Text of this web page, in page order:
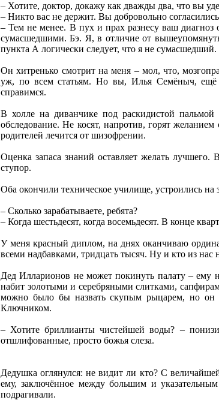
– Хотите, доктор, докажу как дважды два, что вы
– Никто вас не держит. Вы добровольно
– Тем не менее. В пух и прах разнесу ваш
сумасшедшими. Бэ. Я, в отличие от
пункта А логически следует, что я не сумасшедший.
Он хитренько смотрит на меня – мол, что,
уж, по всем статьям. Но вы, Илья Семёныч, ещё
справимся.
В холле на диванчике под раскидистой
обследование. Не косят, напротив, горят
родителей лечится от шизофрении.
Оценка запаса знаний оставляет желать
ступор.
Оба окончили техническое училище, устроились на
– Сколько зарабатываете, ребята?
– Когда шестьдесят, когда восемьдесят. В конце
У меня красный диплом, на днях оканчиваю
всеми надбавками, тридцать тысяч. Ну и кто из нас
Дед Илларионов не может покинуть палату – ему
набит золотыми и серебряными слитками,
можно было бы назвать скупым рыцарем, но он
Ключником.
– Хотите бриллианты чистейшей воды? –
отшлифованные, просто божья слеза.
Дедушка оглянулся: не видит ли кто? С
ему, заключённое между большим и
подрагивали.